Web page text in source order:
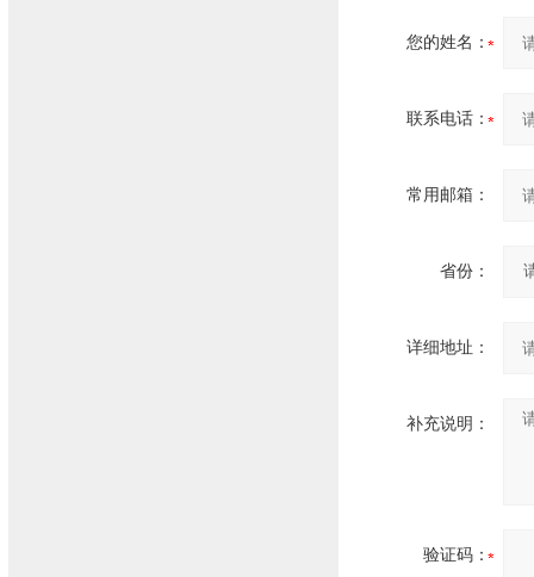
您的姓名：
联系电话：
常用邮箱：
省份：
详细地址：
补充说明：
验证码：